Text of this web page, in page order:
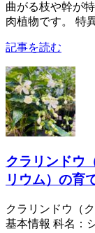
曲がる枝や幹が
肉植物です。 特
記事を読む
クラリンドウ
リウム）の育
クラリンドウ（
基本情報 科名：